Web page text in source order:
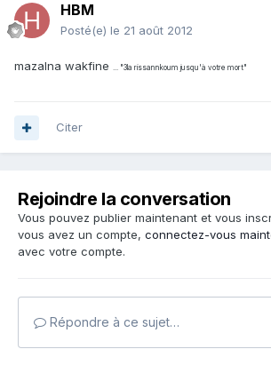
HBM
Posté(e) le 21 août 2012
mazalna wakfine ... "3la rissannkoum jusqu'à votre mort"
Citer
Rejoindre la conversation
Vous pouvez publier maintenant et vous
vous avez un compte, connectez-vous
avec votre compte.
Répondre à ce sujet…